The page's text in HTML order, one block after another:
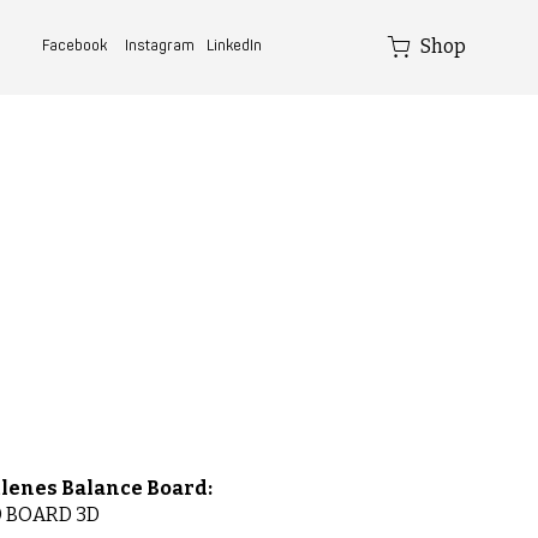
Facebook Instagram LinkedIn Shop
Balance Board:
BOARD 3D